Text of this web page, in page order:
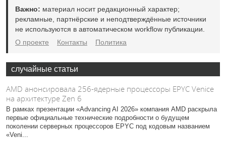
Важно: материал носит редакционный характер;
рекламные, партнёрские и неподтверждённые источники
не используются в автоматическом workflow публикации.
О проекте
Контакты Политика
случайные статьи
AMD анонсировала 256-ядерные процессоры EPYC Venice
на архитектуре Zen 6
В рамках презентации «Advancing AI 2026» компания AMD раскрыла
первые официальные технические подробности о будущем
поколении серверных процессоров EPYC под кодовым названием
«Veni...